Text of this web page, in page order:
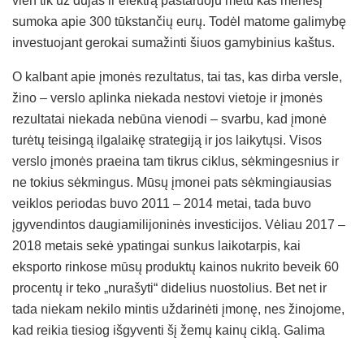
sumoka apie 300 tūkstančių eurų. Todėl matome galimybę
investuojant gerokai sumažinti šiuos gamybinius kaštus.
O kalbant apie įmonės rezultatus, tai tas, kas dirba versle,
žino – verslo aplinka niekada nestovi vietoje ir įmonės
rezultatai niekada nebūna vienodi – svarbu, kad įmonė
turėtų teisingą ilgalaikę strategiją ir jos laikytųsi. Visos
verslo įmonės praeina tam tikrus ciklus, sėkmingesnius ir
ne tokius sėkmingus. Mūsų įmonei pats sėkmingiausias
veiklos periodas buvo 2011 – 2014 metai, tada buvo
įgyvendintos daugiamilijoninės investicijos. Vėliau 2017 –
2018 metais sekė ypatingai sunkus laikotarpis, kai
eksporto rinkose mūsų produktų kainos nukrito beveik 60
procentų ir teko „nurašyti“ didelius nuostolius. Bet net ir
tada niekam nekilo mintis uždarinėti įmonę, nes žinojome,
kad reikia tiesiog išgyventi šį žemų kainų ciklą. Galima